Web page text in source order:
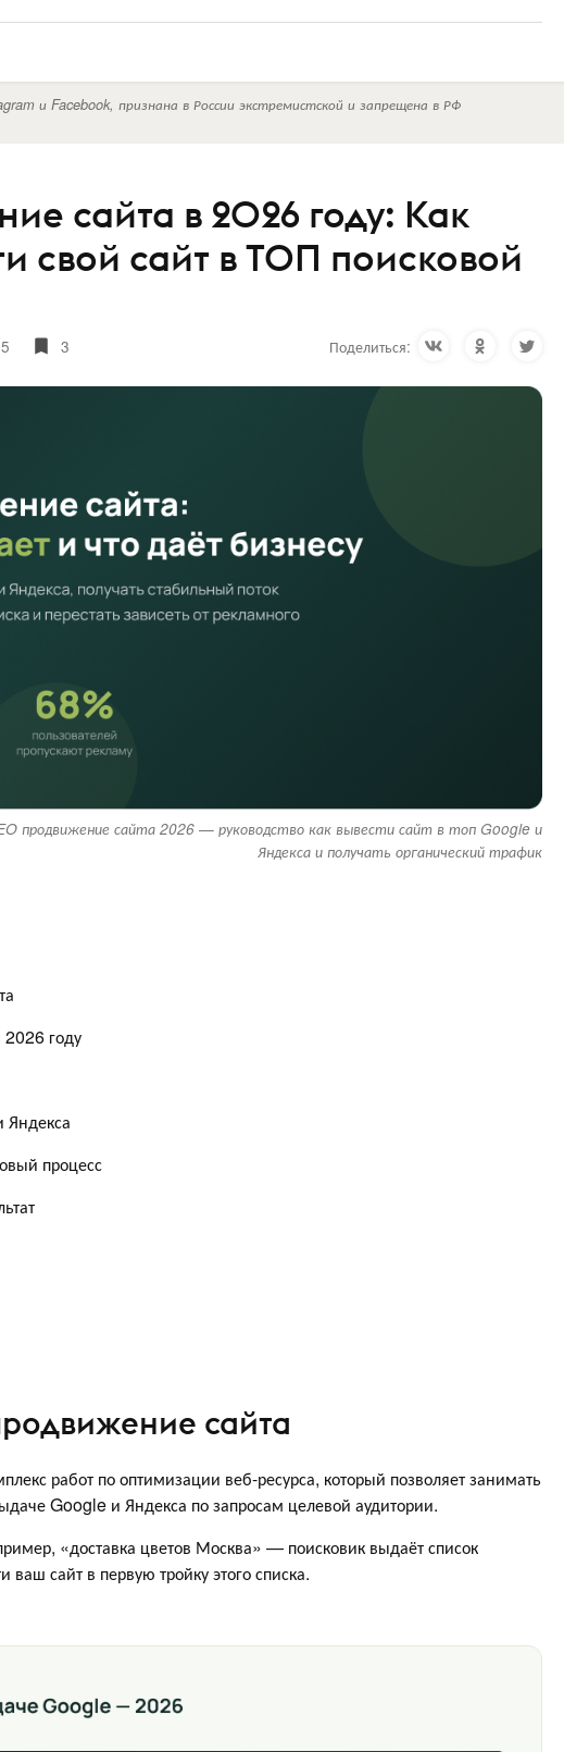
и Facebook, признана в России экстремистской и запрещена в РФ
сайта в 2026 году: Как
свой сайт в ТОП поисковой
3 Поделиться:
продвижение сайта 2026 — руководство как вывести сайт в топ Google и
Яндекса и получать органический трафик
году
процесс
сайта
работ по оптимизации веб-ресурса, который позволяет занимать
Google и Яндекса по запросам целевой аудитории.
«доставка цветов Москва» — поисковик выдаёт список
сайт в первую тройку этого списка.